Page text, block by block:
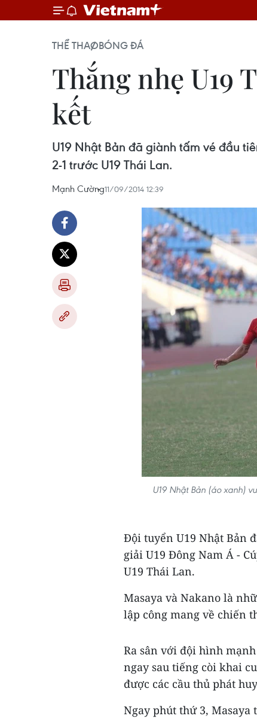
THỂ THAOBÓNG ĐÁ
Thắng nhẹ U19
kết
U19 Nhật Bản đã giành tấm vé đầu
2-1 trước U19 Thái Lan.
Mạnh Cường11/09/2014 12:39
U19 Nhật Bản (áo xanh)
Đội tuyển U19 Nhật Bản
giải U19 Đông Nam Á -
U19 Thái Lan.
Masaya và Nakano là
lập công mang về chiến
Ra sân với đội hình
ngay sau tiếng còi khai
được các cầu thủ phát
Ngay phút thứ 3,